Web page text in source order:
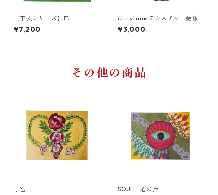
【干支シリーズ】巳
¥7,200
christmasテクスチャー抽象
画【丸キャンバスA】
¥3,000
その他の商品
子宮 SOUL 心の声